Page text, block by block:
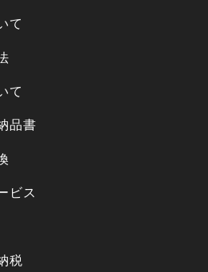
て
て
品書
ビス
税